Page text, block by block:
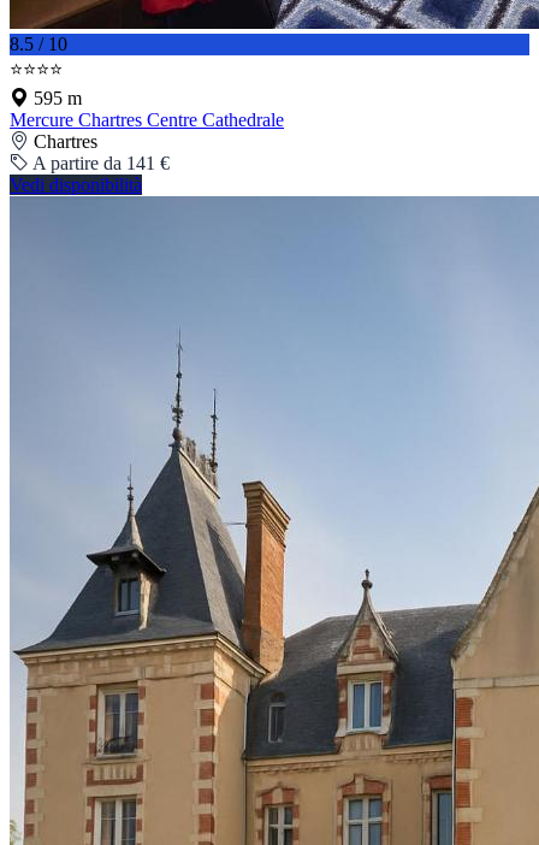
8.5 / 10
⭐⭐⭐⭐
595 m
Mercure Chartres Centre Cathedrale
Chartres
A partire da 141 €
Vedi disponibilità